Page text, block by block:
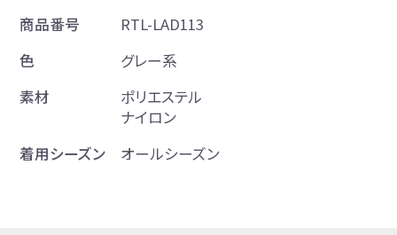
商品番号
RTL-LAD113
色
グレー系
素材
ポリエステル
ナイロン
着用シーズン
オールシーズン